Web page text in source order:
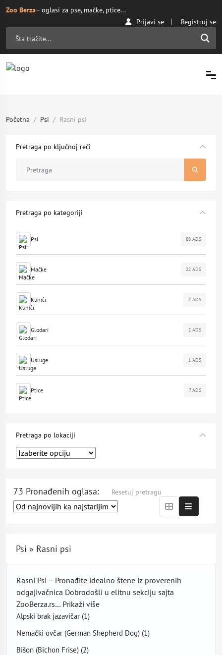
Zoo Berza– oglasi za pse, mačke, ptice...
Prijavi se
Registruj se
Početna Psi Rasni psi
Pretraga po ključnoj reči
Pretraga po kategoriji
Psi 88 ADS
Mačke 22 ADS
Kunići 2 ADS
Glodari 2 ADS
Usluge 1 ADS
Ptice 7 ADS
Pretraga po lokaciji
73 Pronađenih oglasa: Resetuj pretragu
Psi » Rasni psi
Rasni Psi – Pronađite idealno štene iz proverenih
odgajivačnica Dobrodošli u elitnu sekciju sajta
ZooBerza.rs… Prikaži više
Alpski brak jazavičar (1)
Nemački ovčar (German Shepherd Dog) (1)
Bišon (Bichon Frise) (2)